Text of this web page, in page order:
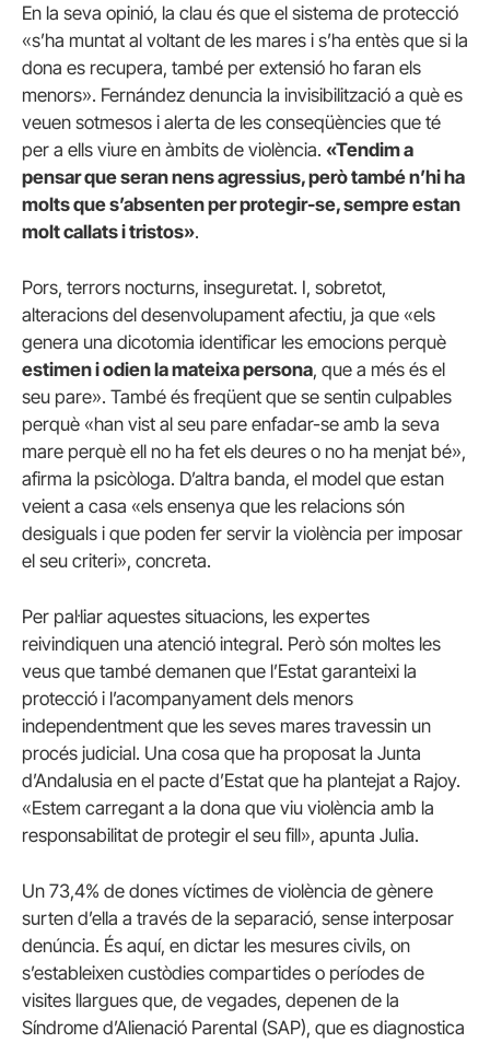
En la seva opinió, la clau és que el sistema de protecció
«s’ha muntat al voltant de les mares i s’ha entès que si la
dona es recupera, també per extensió ho faran els
menors». Fernández denuncia la invisibilització a què es
veuen sotmesos i alerta de les conseqüències que té
per a ells viure en àmbits de violència. «Tendim a
pensar que seran nens agressius, però també n’hi ha
molts que s’absenten per protegir-se, sempre estan
molt callats i tristos».
Pors, terrors nocturns, inseguretat. I, sobretot,
alteracions del desenvolupament afectiu, ja que «els
genera una dicotomia identificar les emocions perquè
estimen i odien la mateixa persona, que a més és el
seu pare». També és freqüent que se sentin culpables
perquè «han vist al seu pare enfadar-se amb la seva
mare perquè ell no ha fet els deures o no ha menjat bé»,
afirma la psicòloga. D’altra banda, el model que estan
veient a casa «els ensenya que les relacions són
desiguals i que poden fer servir la violència per imposar
el seu criteri», concreta.
Per pal·liar aquestes situacions, les expertes
reivindiquen una atenció integral. Però són moltes les
veus que també demanen que l’Estat garanteixi la
protecció i l’acompanyament dels menors
independentment que les seves mares travessin un
procés judicial. Una cosa que ha proposat la Junta
d’Andalusia en el pacte d’Estat que ha plantejat a Rajoy.
«Estem carregant a la dona que viu violència amb la
responsabilitat de protegir el seu fill», apunta Julia.
Un 73,4% de dones víctimes de violència de gènere
surten d’ella a través de la separació, sense interposar
denúncia. És aquí, en dictar les mesures civils, on
s’estableixen custòdies compartides o períodes de
visites llargues que, de vegades, depenen de la
Síndrome d’Alienació Parental (SAP), que es diagnostica